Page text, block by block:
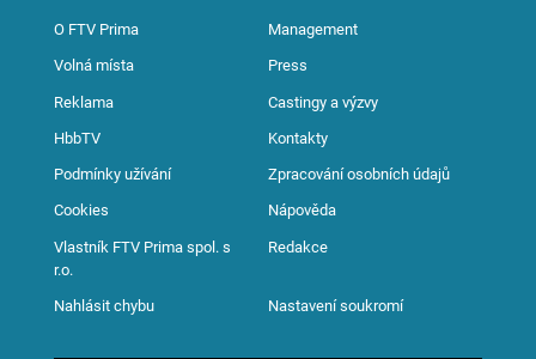
O FTV Prima Management
Volná místa Press
Reklama Castingy a výzvy
HbbTV Kontakty
Podmínky užívání Zpracování osobních údajů
Cookies Nápověda
Vlastník FTV Prima spol. s
r.o.
Redakce
Nahlásit chybu Nastavení soukromí